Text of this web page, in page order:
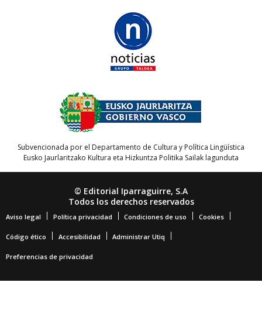
Subvencionada por el Departamento de Cultura y Política Lingüística
Eusko Jaurlaritzako Kultura eta Hizkuntza Politika Sailak lagunduta
© Editorial Iparraguirre, S.A
Todos los derechos reservados
Aviso legal Política privacidad Condiciones de uso Cookies
Código ético Accesibilidad Administrar Utiq
Preferencias de privacidad